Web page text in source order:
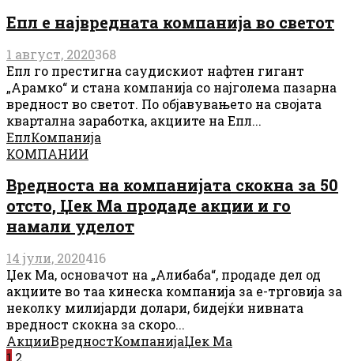
Епл е највредната компанија во светот
1 август, 2020368
Епл го престигна саудискиот нафтен гигант
„Арамко“ и стана компанија со најголема пазарна
вредност во светот. По објавувањето на својата
квартална заработка, акциите на Епл...
ЕплКомпанија
КОМПАНИИ
Вредноста на компанијата скокна за 50
отсто, Џек Ма продаде акции и го
намали уделот
14 јули, 2020416
Џек Ма, основачот на „Алибаба“, продаде дел од
акциите во таа кинеска компанија за е-трговија за
неколку милијарди долари, бидејќи нивната
вредност скокна за скоро...
АкцииВредностКомпанијаЏек Ма
1 2